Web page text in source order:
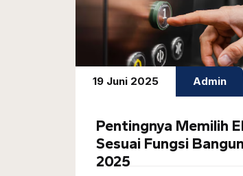
19 Juni 2025 Admin
Pentingnya Memilih
Sesuai Fungsi
2025